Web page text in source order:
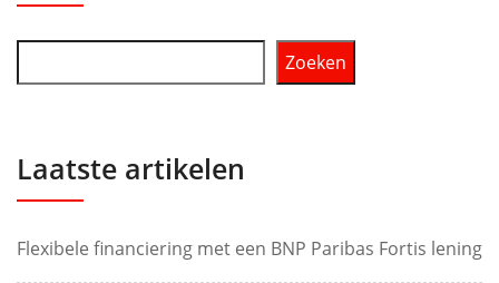
Zoeken
Laatste artikelen
Flexibele financiering met een BNP Paribas Fortis lening